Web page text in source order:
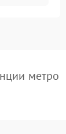
метро